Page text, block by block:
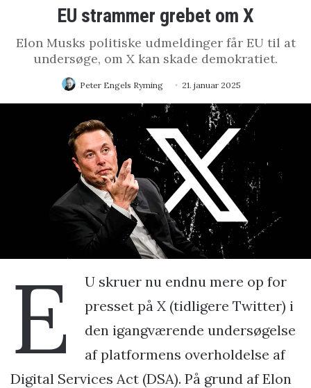
EU strammer grebet om X
Elon Musks politiske udmeldinger får EU til at
undersøge, om X kan skade demokratiet.
Peter Engels Ryming 21. januar 2025
E
U skruer nu endnu mere op for
presset på X (tidligere Twitter) i
den igangværende undersøgelse
af platformens overholdelse af
Digital Services Act (DSA). På grund af Elon